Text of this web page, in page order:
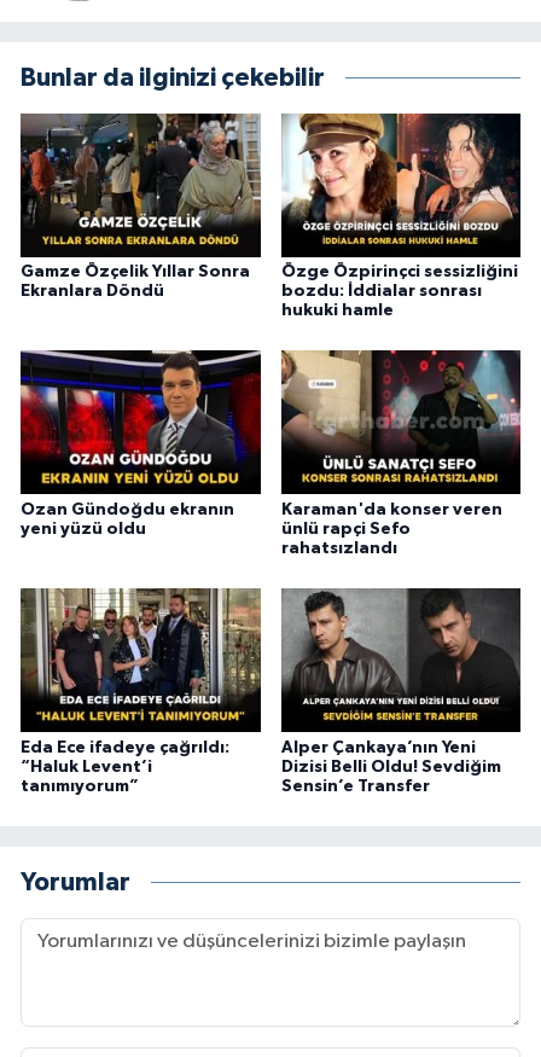
Bunlar da ilginizi çekebilir
Gamze Özçelik Yıllar Sonra
Ekranlara Döndü
Özge Özpirinçci sessizliğini
bozdu: İddialar sonrası
hukuki hamle
Ozan Gündoğdu ekranın
yeni yüzü oldu
Karaman'da konser veren
ünlü rapçi Sefo
rahatsızlandı
Eda Ece ifadeye çağrıldı:
“Haluk Levent’i
tanımıyorum”
Alper Çankaya’nın Yeni
Dizisi Belli Oldu! Sevdiğim
Sensin’e Transfer
Yorumlar